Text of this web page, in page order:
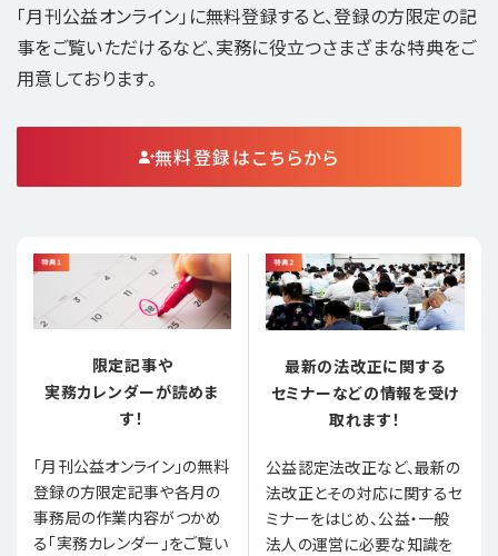
「月刊公益オンライン」に無料登録すると、登録の方限定の記
事をご覧いただけるなど、実務に役立つさまざまな特典をご
用意しております。
無料登録はこちらから
限定記事や
実務カレンダーが読めま
す！
「月刊公益オンライン」の無料
登録の方限定記事や各月の
事務局の作業内容がつかめ
る「実務カレンダー」をご覧い
最新の法改正に関する
セミナーなどの情報を受け
取れます！
公益認定法改正など、最新の
法改正とその対応に関するセ
ミナーをはじめ、公益・一般
法人の運営に必要な知識を